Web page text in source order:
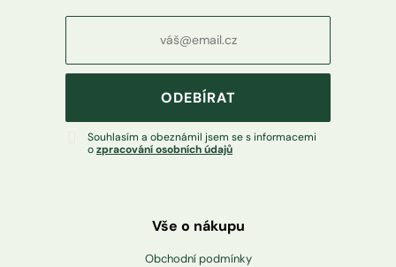
ODEBÍRAT
Souhlasím a obeznámil jsem se s informacemi
ozpracování osobních údajů
Vše o nákupu
Obchodní podmínky